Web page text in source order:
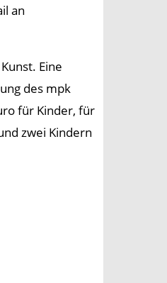
an
Eine
des mpk
für Kinder, für
zwei Kindern